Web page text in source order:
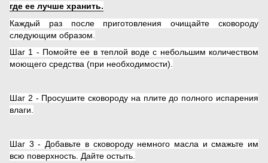
где ее лучше хранить.
Каждый раз после приготовления очищайте сковороду
следующим образом.
Шаг 1 - Помойте ее в теплой воде с небольшим количеством
моющего средства (при необходимости).
Шаг 2 - Просушите сковороду на плите до полного испарения
влаги.
Шаг 3 - Добавьте в сковороду немного масла и смажьте им
всю поверхность. Дайте остыть.